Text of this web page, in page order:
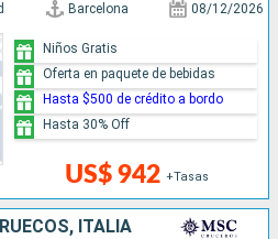
Barcelona 08/12/2026
US$ 942 +Tasas
Niños Gratis
Oferta en paquete de bebidas
Hasta $500 de crédito a bordo
Hasta 30% Off
ITALIA